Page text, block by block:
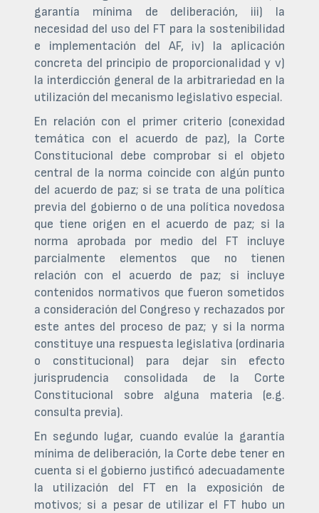
garantía mínima de deliberación, iii) la
necesidad del uso del FT para la sostenibilidad
e implementación del AF, iv) la aplicación
concreta del principio de proporcionalidad y v)
la interdicción general de la arbitrariedad en la
utilización del mecanismo legislativo especial.
En relación con el primer criterio (conexidad
temática con el acuerdo de paz), la Corte
Constitucional debe comprobar si el objeto
central de la norma coincide con algún punto
del acuerdo de paz; si se trata de una política
previa del gobierno o de una política novedosa
que tiene origen en el acuerdo de paz; si la
norma aprobada por medio del FT incluye
parcialmente elementos que no tienen
relación con el acuerdo de paz; si incluye
contenidos normativos que fueron sometidos
a consideración del Congreso y rechazados por
este antes del proceso de paz; y si la norma
constituye una respuesta legislativa (ordinaria
o constitucional) para dejar sin efecto
jurisprudencia consolidada de la Corte
Constitucional sobre alguna materia (e.g.
consulta previa).
En segundo lugar, cuando evalúe la garantía
mínima de deliberación, la Corte debe tener en
cuenta si el gobierno justificó adecuadamente
la utilización del FT en la exposición de
motivos; si a pesar de utilizar el FT hubo un